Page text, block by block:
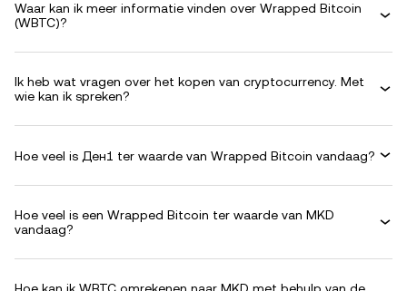
Waar kan ik meer informatie vinden over Wrapped Bitcoin
(WBTC)?
Ik heb wat vragen over het kopen van cryptocurrency. Met
wie kan ik spreken?
Hoe veel is Ден1 ter waarde van Wrapped Bitcoin vandaag?
Hoe veel is een Wrapped Bitcoin ter waarde van MKD
vandaag?